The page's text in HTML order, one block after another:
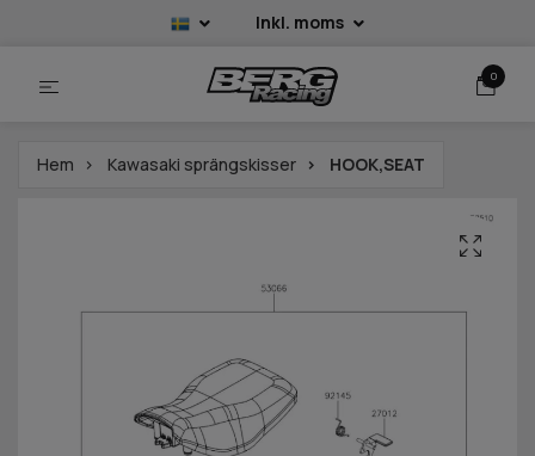
Inkl. moms
0
Hem Kawasaki sprängskisser HOOK,SEAT